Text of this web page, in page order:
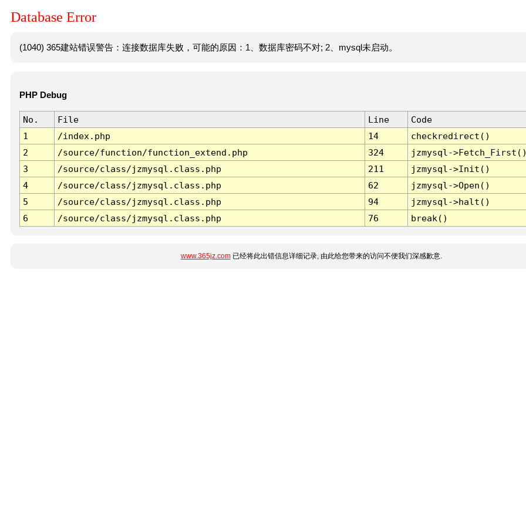
Database Error
(1040) 365建站错误警告：连接数据库失败，可能的原因：1、数据库密码不对; 2、mysql未启动。
PHP Debug
No. File Line
Code
1
/index.php 14
checkredirect()
2
/source/function/function_extend.php 324
jzmysql-
3
/source/class/jzmysql.class.php 211
jzmysql->Init()
4
/source/class/jzmysql.class.php 62
jzmysql->Open()
5
/source/class/jzmysql.class.php 94
jzmysql->halt()
6
/source/class/jzmysql.class.php 76 break()
www.365jz.com已经将此出错信息详细记录, 由此给您带来的访问不便我们深感歉意.